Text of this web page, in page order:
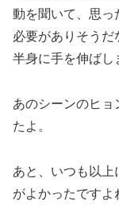
動を聞いて、思っ
必要がありそう
半身に手を伸ばし
あのシーンのヒョ
たよ。
あと、いつも以上
がよかったですよ